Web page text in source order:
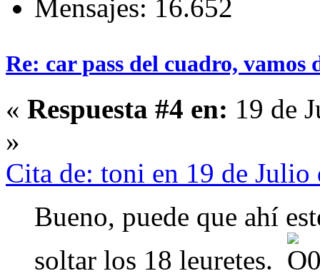
Mensajes: 16.652
Re: car pass del cuadro, vamos
« Respuesta #4 en: 19 de
»
Cita de: toni en 19 de
Bueno, puede que ahí
soltar los 18 leuretes.